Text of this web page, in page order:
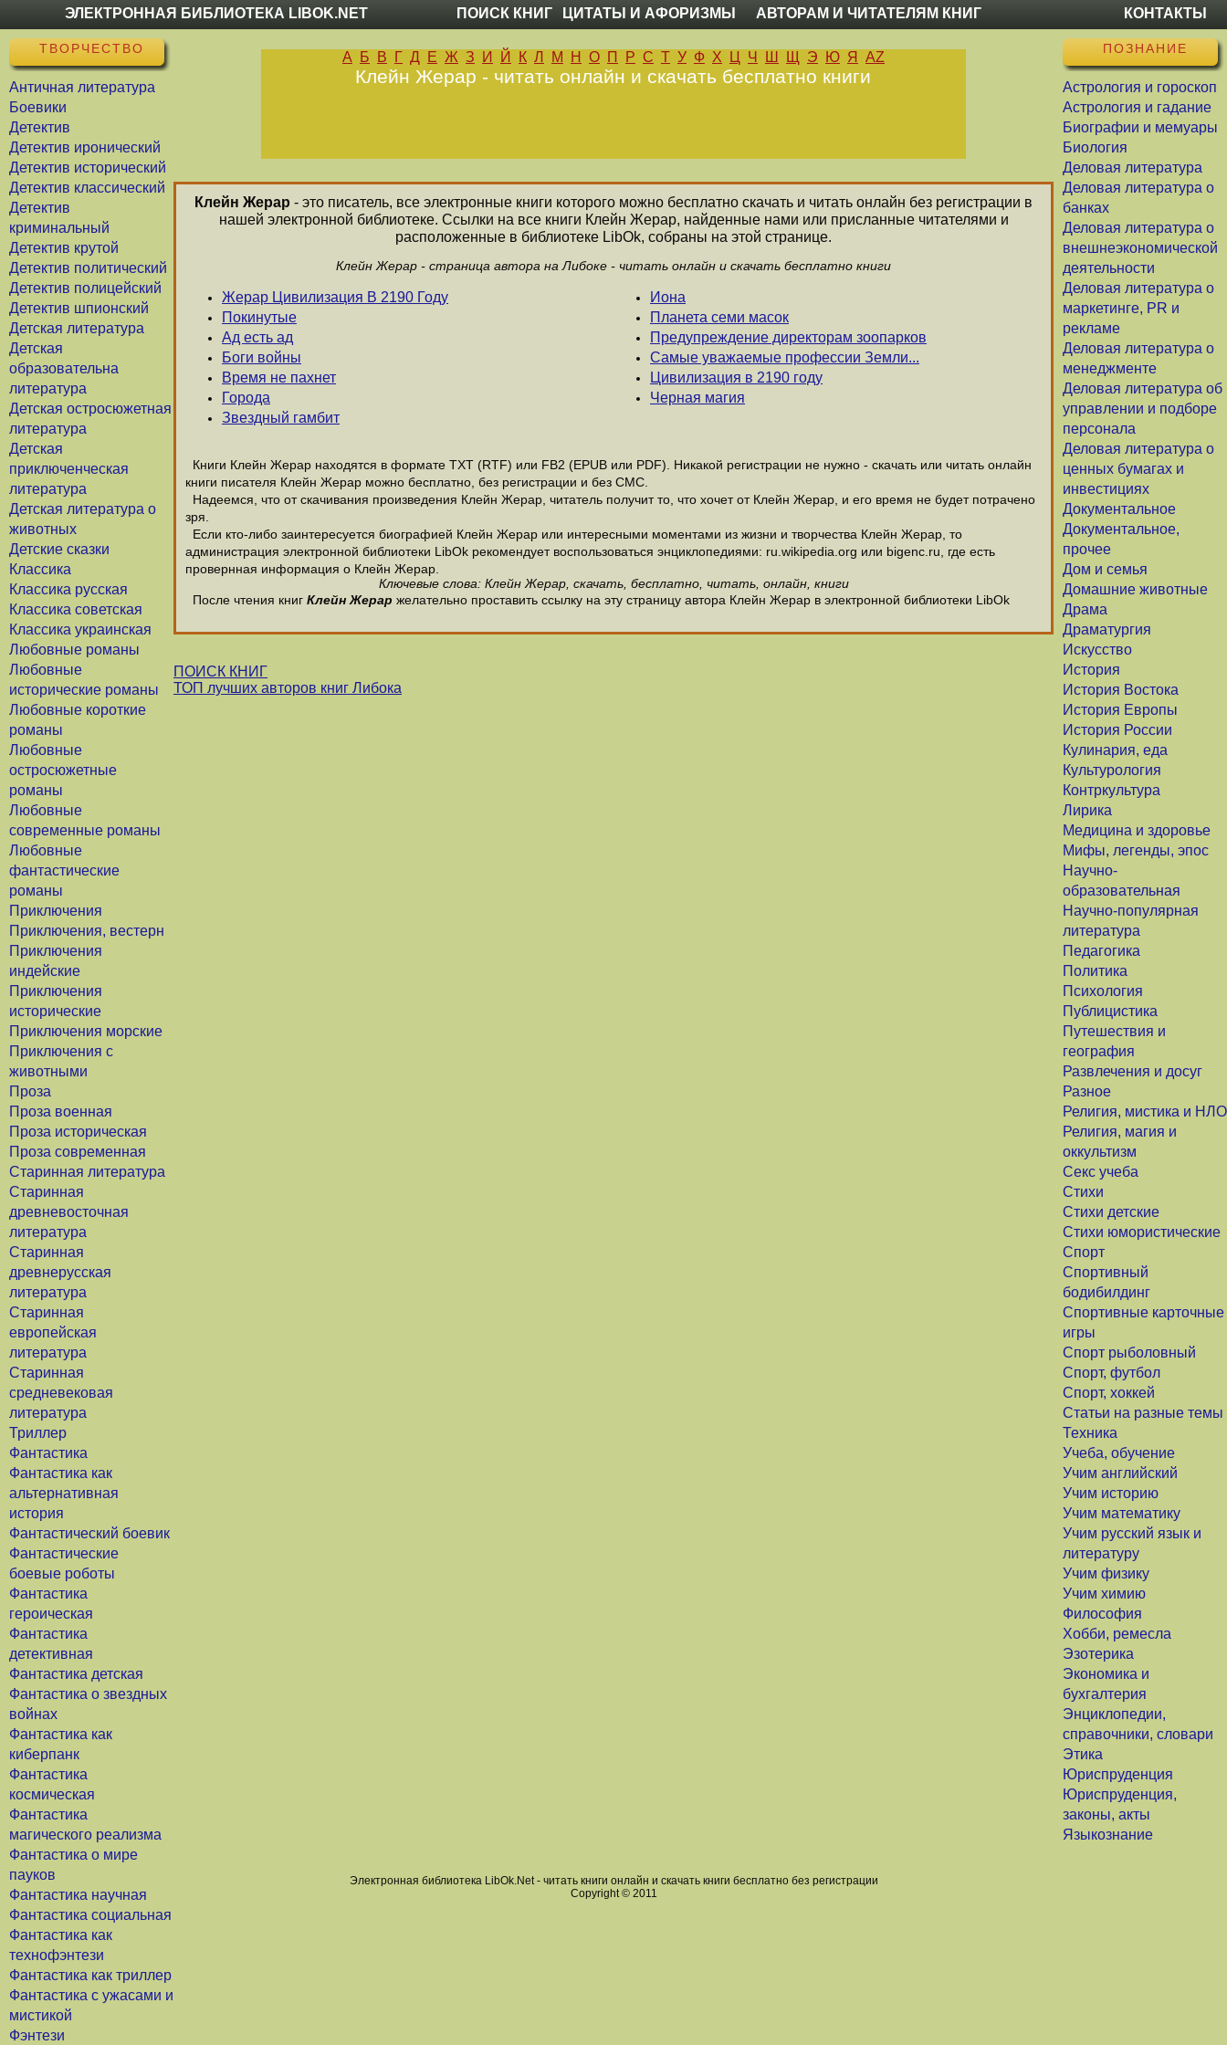
ЭЛЕКТРОННАЯ БИБЛИОТЕКА LIBOK.NET ПОИСК КНИГ ЦИТАТЫ И АФОРИЗМЫ АВТОРАМ И ЧИТАТЕЛЯМ КНИГ КОНТАКТЫ
ТВОРЧЕСТВО
Античная литература
Боевики
Детектив
Детектив иронический
Детектив исторический
Детектив классический
Детектив
криминальный
Детектив крутой
Детектив политический
Детектив полицейский
Детектив шпионский
Детская литература
Детская
образовательна
литература
Детская остросюжетная
литература
Детская
приключенческая
литература
Детская литература о
животных
Детские сказки
Классика
Классика русская
Классика советская
Классика украинская
Любовные романы
Любовные
исторические романы
Любовные короткие
романы
Любовные
остросюжетные
романы
Любовные
современные романы
Любовные
фантастические
романы
Приключения
Приключения, вестерн
Приключения
индейские
Приключения
исторические
Приключения морские
Приключения с
животными
Проза
Проза военная
Проза историческая
Проза современная
Старинная литература
Старинная
древневосточная
литература
Старинная
древнерусская
литература
Старинная
европейская
литература
Старинная
средневековая
литература
Триллер
Фантастика
Фантастика как
альтернативная
история
Фантастический боевик
Фантастические
боевые роботы
Фантастика
героическая
Фантастика
детективная
Фантастика детская
Фантастика о звездных
войнах
Фантастика как
киберпанк
Фантастика
космическая
Фантастика
магического реализма
Фантастика о мире
пауков
Фантастика научная
Фантастика социальная
Фантастика как
технофэнтези
Фантастика как триллер
Фантастика с ужасами и
мистикой
Фэнтези
ПОЗНАНИЕ
Астрология и гороскоп
Астрология и гадание
Биографии и мемуары
Биология
Деловая литература
Деловая литература о
банках
Деловая литература о
внешнеэкономической
деятельности
Деловая литература о
маркетинге, PR и
рекламе
Деловая литература о
менеджменте
Деловая литература об
управлении и подборе
персонала
Деловая литература о
ценных бумагах и
инвестициях
Документальное
Документальное,
прочее
Дом и семья
Домашние животные
Драма
Драматургия
Искусство
История
История Востока
История Европы
История России
Кулинария, еда
Культурология
Контркультура
Лирика
Медицина и здоровье
Мифы, легенды, эпос
Научно-
образовательная
Научно-популярная
литература
Педагогика
Политика
Психология
Публицистика
Путешествия и
география
Развлечения и досуг
Разное
Религия, мистика и НЛО
Религия, магия и
оккультизм
Секс учеба
Стихи
Стихи детские
Стихи юмористические
Спорт
Спортивный
бодибилдинг
Спортивные карточные
игры
Спорт рыболовный
Спорт, футбол
Спорт, хоккей
Статьи на разные темы
Техника
Учеба, обучение
Учим английский
Учим историю
Учим математику
Учим русский язык и
литературу
Учим физику
Учим химию
Философия
Хобби, ремесла
Эзотерика
Экономика и
бухгалтерия
Энциклопедии,
справочники, словари
Этика
Юриспруденция
Юриспруденция,
законы, акты
Языкознание
А Б В Г Д Е Ж З И Й К Л М Н О П Р С Т У Ф Х Ц Ч Ш Щ Э Ю Я AZ
Клейн Жерар - читать онлайн и скачать бесплатно книги
Клейн Жерар - это писатель, все электронные книги которого можно бесплатно скачать и читать онлайн без регистрации в
нашей электронной библиотеке. Ссылки на все книги Клейн Жерар, найденные нами или присланные читателями и
расположенные в библиотеке LibOk, собраны на этой странице.
Клейн Жерар - страница автора на Либоке - читать онлайн и скачать бесплатно книги
Жерар Цивилизация В 2190 Году
Покинутые
Ад есть ад
Боги войны
Время не пахнет
Города
Звездный гамбит
Иона
Планета семи масок
Предупреждение директорам зоопарков
Самые уважаемые профессии Земли...
Цивилизация в 2190 году
Черная магия
Книги Клейн Жерар находятся в формате ТХТ (RTF) или FB2 (EPUB или PDF). Никакой регистрации не нужно - скачать или читать онлайн
книги писателя Клейн Жерар можно бесплатно, без регистрации и без СМС.
Надеемся, что от скачивания произведения Клейн Жерар, читатель получит то, что хочет от Клейн Жерар, и его время не будет потрачено
зря.
Если кто-либо заинтересуется биографией Клейн Жерар или интересными моментами из жизни и творчества Клейн Жерар, то
администрация электронной библиотеки LibOk рекомендует воспользоваться энциклопедиями: ru.wikipedia.org или bigenc.ru, где есть
провернная информация о Клейн Жерар.
Ключевые слова: Клейн Жерар, скачать, бесплатно, читать, онлайн, книги
После чтения книг Клейн Жерар желательно проставить ссылку на эту страницу автора Клейн Жерар в электронной библиотеки LibOk
ПОИСК КНИГ
ТОП лучших авторов книг Либока
Электронная библиотека LibOk.Net - читать книги онлайн и скачать книги бесплатно без регистрации
Copyright © 2011